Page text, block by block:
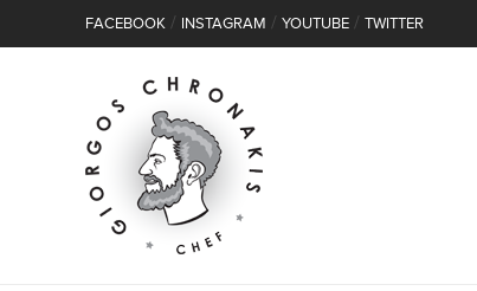
FACEBOOK / INSTAGRAM / YOUTUBE / TWITTER